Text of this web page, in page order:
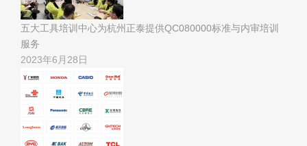
五大工具培训中心为杭州正泰提供QC080000标准与内审培训
服务
2023年6月28日